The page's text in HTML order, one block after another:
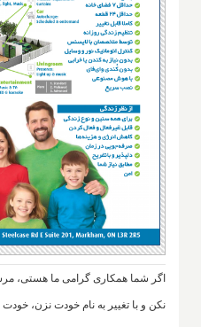
اگر شما همکاری گرامی ما هستی،
نکن و با تغییر به نام خودت نزن،